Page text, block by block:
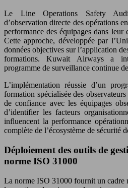
Le Line Operations Safety
d’observation directe des opérations
performance des équipages dans
Cette approche, développée par
données objectives sur l’application
formations. Kuwait Airways a
programme de surveillance continue
L’implémentation réussie d’un
formation spécialisée des
de confiance avec les équipages
d’identifier les facteurs
influencent la performance
complète de l’écosystème de sécurité
Déploiement des outils de
norme ISO 31000
La norme ISO 31000 fournit un cadre